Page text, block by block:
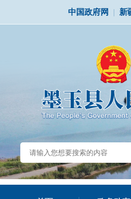
中国政府网 | 新